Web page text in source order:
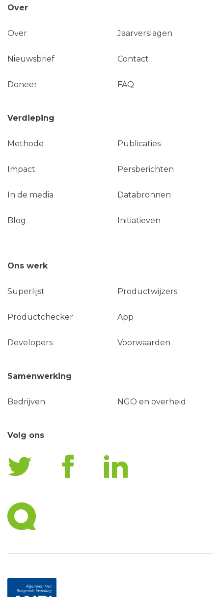
Over
Over Jaarverslagen
Nieuwsbrief Contact
Doneer FAQ
Verdieping
Methode Publicaties
Impact Persberichten
In de media Databronnen
Blog Initiatieven
Ons werk
Superlijst Productwijzers
Productchecker App
Developers Voorwaarden
Samenwerking
Bedrijven NGO en overheid
Volg ons